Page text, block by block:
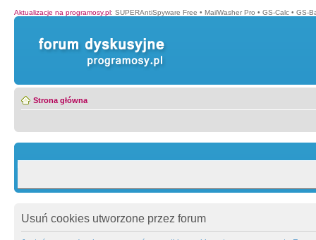
Aktualizacje na programosy.pl: SUPERAntiSpyware Free • MailWasher Pro • GS-Calc • GS-
Strona główna
Usuń cookies utworzone przez forum